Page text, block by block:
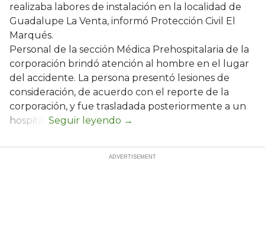
realizaba labores de instalación en la localidad de
Guadalupe La Venta, informó Protección Civil El
Marqués.
Personal de la sección Médica Prehospitalaria de la
corporación brindó atención al hombre en el lugar
del accidente. La persona presentó lesiones de
consideración, de acuerdo con el reporte de la
corporación, y fue trasladada posteriormente a un
hospital.